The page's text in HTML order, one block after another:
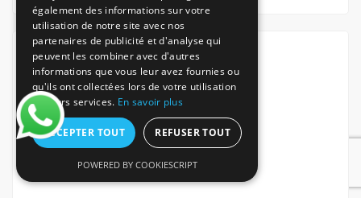
En étant
Rappellé
également des informations sur votre
utilisation de notre site avec nos
partenaires de publicité et d'analyse qui
peuvent les combiner avec d'autres
informations que vous leur avez fournies ou
qu'ils ont collectées lors de votre utilisation
de leurs services. En savoir plus
ACCEPTER TOUT REFUSER TOUT
POWERED BY COOKIESCRIPT